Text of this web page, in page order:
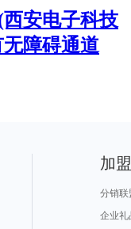
安电子科技
障碍通道
加
分销联
企业礼